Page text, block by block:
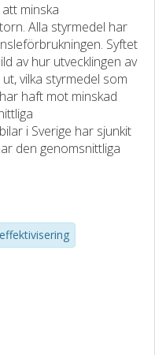
minska
Alla styrmedel har
Syftet
av hur utvecklingen av
vilka styrmedel som
haft mot minskad
i Sverige har sjunkit
den genomsnittliga
av bensinbilar till
medan
av den
ökad
stor del av den